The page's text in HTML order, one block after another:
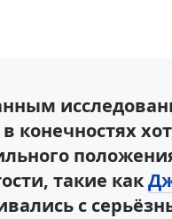
конечностях
такие как
с